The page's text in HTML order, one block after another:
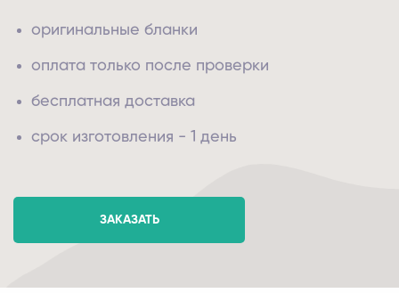
оригинальные бланки
оплата только после проверки
бесплатная доставка
срок изготовления - 1 день
ЗАКАЗАТЬ